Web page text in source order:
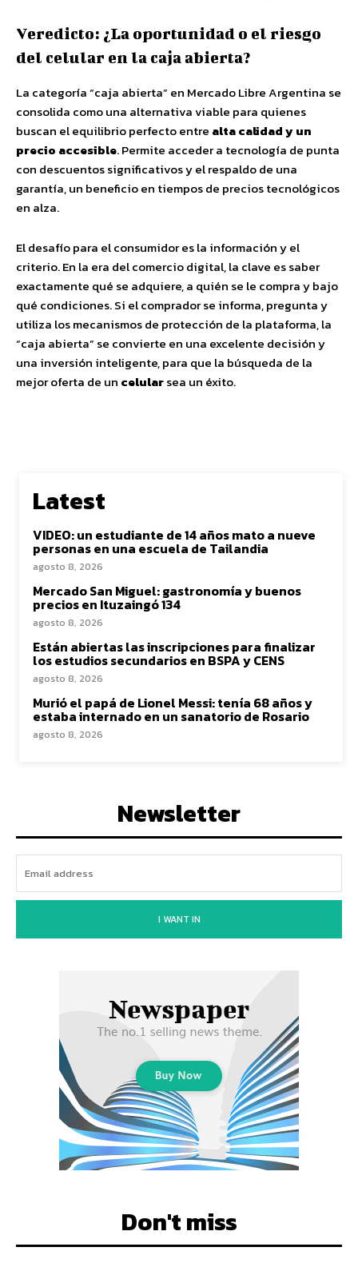
Veredicto: ¿La oportunidad o el riesgo
del celular en la caja abierta?
La categoría “caja abierta” en Mercado Libre Argentina se
consolida como una alternativa viable para quienes
buscan el equilibrio perfecto entre alta calidad y un
precio accesible. Permite acceder a tecnología de punta
con descuentos significativos y el respaldo de una
garantía, un beneficio en tiempos de precios tecnológicos
en alza.
El desafío para el consumidor es la información y el
criterio. En la era del comercio digital, la clave es saber
exactamente qué se adquiere, a quién se le compra y bajo
qué condiciones. Si el comprador se informa, pregunta y
utiliza los mecanismos de protección de la plataforma, la
“caja abierta” se convierte en una excelente decisión y
una inversión inteligente, para que la búsqueda de la
mejor oferta de un celularsea un éxito.
Latest
VIDEO: un estudiante de 14 años mato a nueve
personas en una escuela de Tailandia
agosto 8, 2026
Mercado San Miguel: gastronomía y buenos
precios en Ituzaingó 134
agosto 8, 2026
Están abiertas las inscripciones para finalizar
los estudios secundarios en BSPA y CENS
agosto 8, 2026
Murió el papá de Lionel Messi: tenía 68 años y
estaba internado en un sanatorio de Rosario
agosto 8, 2026
Newsletter
I WANT IN
Don't miss